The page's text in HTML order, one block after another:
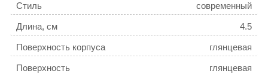
Стиль современный
Длина, см 4.5
Поверхность корпуса глянцевая
Поверхность глянцевая